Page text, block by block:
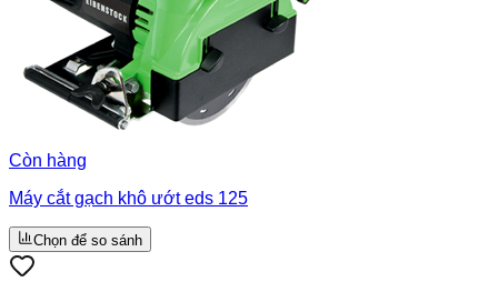
Còn hàng
Máy cắt gạch khô ướt eds 125
Chọn để so sánh